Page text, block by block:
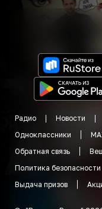
Радио Новости
Одноклассники
Обратная связь
Политика безопасности
Выдача призов